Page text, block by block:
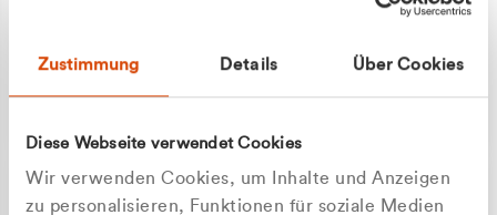
Zustimmung Details Über Cookies
Diese Webseite verwendet Cookies
Wir verwenden Cookies, um Inhalte und Anzeigen
zu personalisieren, Funktionen für soziale Medien
+49 177 8376058